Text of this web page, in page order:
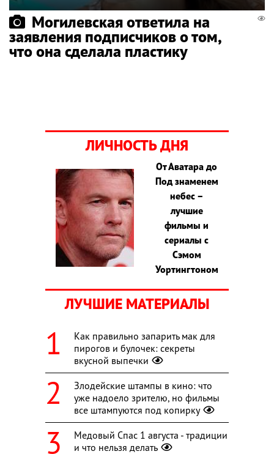
Могилевская ответила на
заявления подписчиков о том,
что она сделала пластику
ЛИЧНОСТЬ ДНЯ
От Аватара до
Под знаменем
небес –
лучшие
фильмы и
сериалы с
Сэмом
Уортингтоном
ЛУЧШИЕ МАТЕРИАЛЫ
Как правильно запарить мак для
пирогов и булочек: секреты
вкусной выпечки
Злодейские штампы в кино: что
уже надоело зрителю, но фильмы
все штампуются под копирку
Медовый Спас 1 августа - традиции
и что нельзя делать